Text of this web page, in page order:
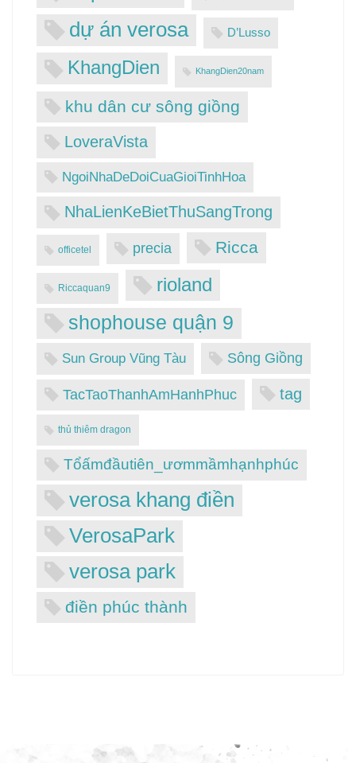
dự án verosa D’Lusso
KhangDien KhangDien20nam
khu dân cư sông giồng
LoveraVista
NgoiNhaDeDoiCuaGioiTinhHoa
NhaLienKeBietThuSangTrong
officetel precia Ricca
Riccaquan9
rioland
shophouse quận 9
Sun Group Vũng Tàu Sông Giồng
TacTaoThanhAmHanhPhuc tag
thủ thiêm dragon
Tổấmđầutiên_ươmmầmhạnhphúc
verosa khang điền
VerosaPark
verosa park
điền phúc thành